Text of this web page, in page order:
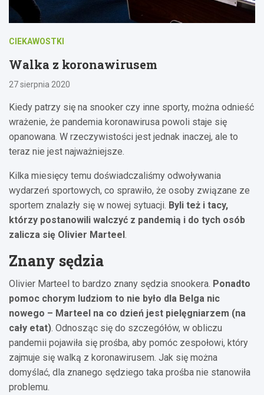
CIEKAWOSTKI
Walka z koronawirusem
27 sierpnia 2020
Kiedy patrzy się na snooker czy inne sporty, można odnieść
wrażenie, że pandemia koronawirusa powoli staje się
opanowana. W rzeczywistości jest jednak inaczej, ale to
teraz nie jest najważniejsze.
Kilka miesięcy temu doświadczaliśmy odwoływania
wydarzeń sportowych, co sprawiło, że osoby związane ze
sportem znalazły się w nowej sytuacji. Byli też i tacy,
którzy postanowili walczyć z pandemią i do tych osób
zalicza się Olivier Marteel.
Znany sędzia
Olivier Marteel to bardzo znany sędzia snookera. Ponadto
pomoc chorym ludziom to nie było dla Belga nic
nowego – Marteel na co dzień jest pielęgniarzem (na
cały etat). Odnosząc się do szczegółów, w obliczu
pandemii pojawiła się prośba, aby pomóc zespołowi, który
zajmuje się walką z koronawirusem. Jak się można
domyślać, dla znanego sędziego taka prośba nie stanowiła
problemu.